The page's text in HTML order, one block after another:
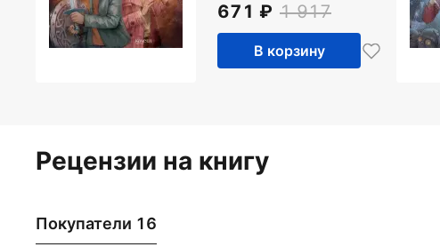
671 1 917
В корзину
Рецензии на книгу
Покупатели 16